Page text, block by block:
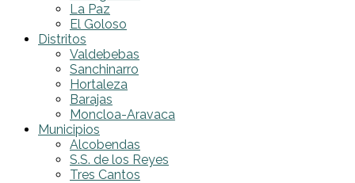
La Paz
El Goloso
Distritos
Valdebebas
Sanchinarro
Hortaleza
Barajas
Moncloa-Aravaca
Municipios
Alcobendas
S.S. de los Reyes
Tres Cantos